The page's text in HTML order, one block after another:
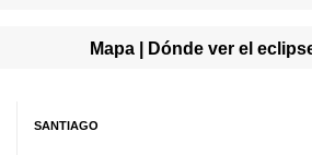
Mapa | Dónde ver el
SANTIAGO